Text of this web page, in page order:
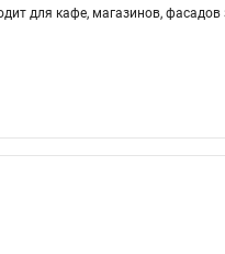
для кафе, магазинов,